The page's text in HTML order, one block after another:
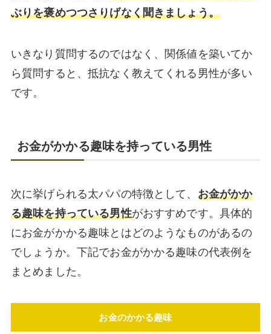
ぶりを褒めつつさりげなく聞きましょう。
いきなり質問するのではなく、関係値を築いてか
ら質問すると、抵抗なく教えてくれる男性が多い
です。
お金がかかる趣味を持っている男性
次に挙げられる太パパの特徴として、 お金がかか
る趣味を持っている男性がおすすめです。具体的
にお金がかかる趣味とはどのようなものがあるの
でしょうか。下記でお金がかかる趣味の代表例を
まとめました。
お金のかかる趣味